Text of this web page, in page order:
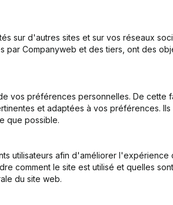
Ouverture Succursale, etc...)
sur d'autres sites et sur vos réseaux
par Companyweb et des tiers, ont des
vos préférences personnelles. De cette
et adaptées à vos préférences. Ils
que possible.
utilisateurs afin d'améliorer l'expérience
comment le site est utilisé et quelles
du site web.